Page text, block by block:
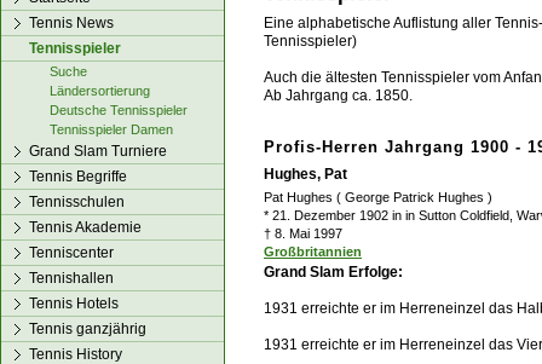
Eine alphabetische Auflistung aller
Tennisspieler)
Auch die ältesten Tennisspieler vom
Ab Jahrgang ca. 1850.
Profis-Herren Jahrgang 1900 -
Hughes, Pat
Pat Hughes ( George Patrick Hughes )
* 21. Dezember 1902 in in Sutton Coldfield,
† 8. Mai 1997
Großbritannien
Grand Slam Erfolge:
1931 erreichte er im Herreneinzel das
1931 erreichte er im Herreneinzel das
Tennis News
Tennisspieler
Suche
Ländersortierung
Deutsche Tennisspieler
Tennisspieler Damen
Grand Slam Turniere
Tennis Begriffe
Tennisschulen
Tennis Akademie
Tenniscenter
Tennishallen
Tennis Hotels
Tennis ganzjährig
Tennis History